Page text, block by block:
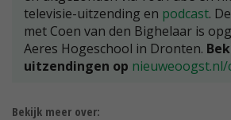
televisie-uitzending en podcast.
met Coen van den Bighelaar is
Aeres Hogeschool in Dronten.
uitzendingen op
Bekijk meer over: